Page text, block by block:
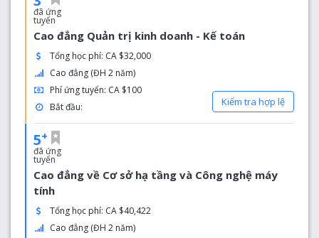
đã ứng
tuyển
Cao đẳng Quản trị kinh doanh - Kế toán
Tổng học phí: CA $32,000
Cao đẳng (ĐH 2 năm)
Phí ứng tuyển: CA $100
Bắt đầu:
Kiểm tra hợp lệ
5+
đã ứng
tuyển
Cao đẳng về Cơ sở hạ tầng và Công nghệ máy
tính
Tổng học phí: CA $40,422
Cao đẳng (ĐH 2 năm)